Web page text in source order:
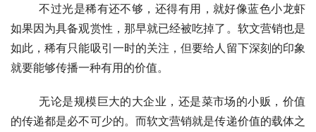
	不过光是稀有还不够，还得有用，就好像蓝色小龙虾
如果因为具备观赏性，那早就已经被吃掉了。软文营销也是
如此，稀有只能吸引一时的关注，但要给人留下深刻的印象
就要能够传播一种有用的价值。
	无论是规模巨大的大企业，还是菜市场的小贩，价值
的传递都是必不可少的。而软文营销就是传递价值的载体之